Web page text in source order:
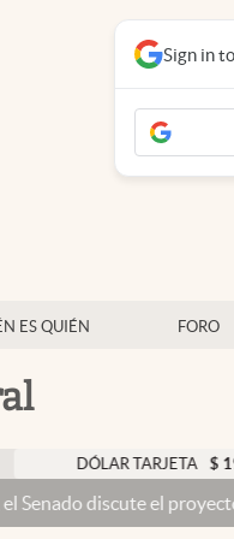
ES QUIÉN FORO
DÓLAR TARJETA $ 1976
el proyecto y se votaría
Sign in